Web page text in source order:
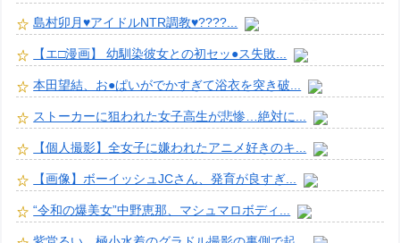
島村卯月♥️アイドルNTR調教♥️????...
【エ□漫画】 幼馴染彼女との初セッ●ス失敗...
本田望結、お●ぱいがでかすぎて浴衣を突き破...
ストーカーに狙われた女子高生が悲惨…絶対に...
【個人撮影】全女子に嫌われたアニメ好きのキ...
【画像】ボーイッシュJCさん、発育が良すぎ...
“令和の爆美女”中野恵那、マシュマロボディ...